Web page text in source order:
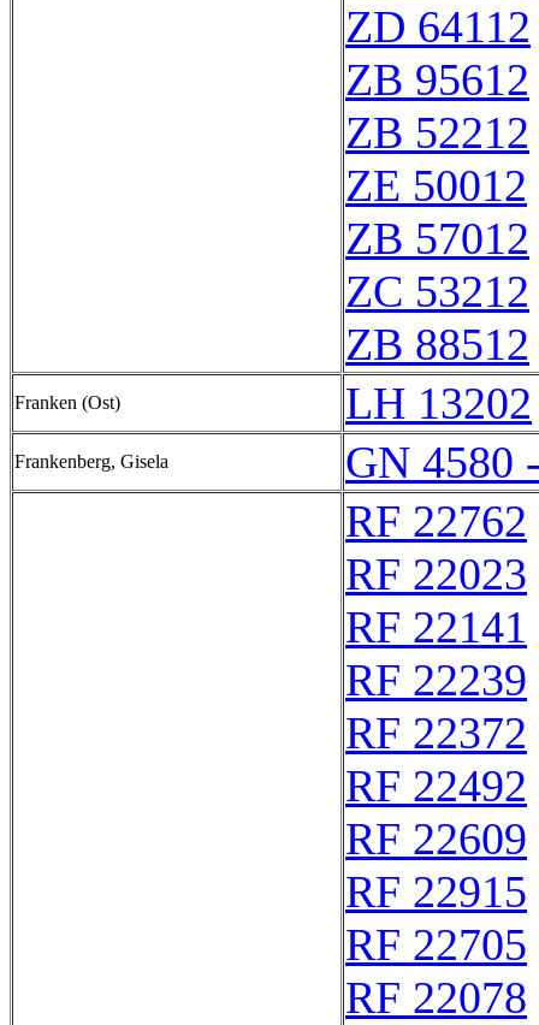
ZD 64112
ZB 95612
ZB 52212
ZE 50012
ZB 57012
ZC 53212
ZB 88512
Franken (Ost) LH 13202
Frankenberg, Gisela
GN 4580
RF 22762
RF 22023
RF 22141
RF 22239
RF 22372
RF 22492
RF 22609
RF 22915
RF 22705
RF 22078